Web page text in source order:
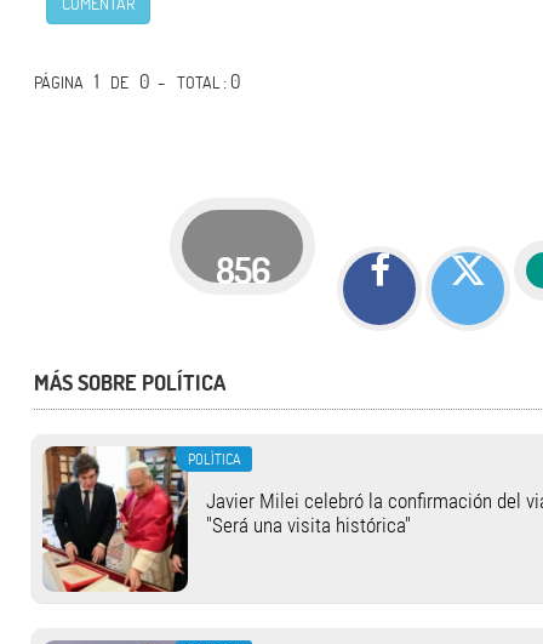
PÁGINA 1 DE 0 -TOTAL: 0
856
MÁS SOBRE POLÍTICA
POLÍTICA
Javier Milei celebró la confirmación del
"Será una visita histórica"